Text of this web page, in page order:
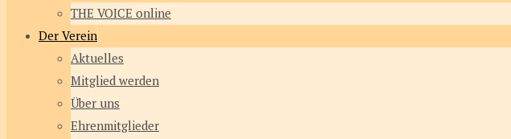
THE VOICE online
Der Verein
Aktuelles
Mitglied werden
Über uns
Ehrenmitglieder